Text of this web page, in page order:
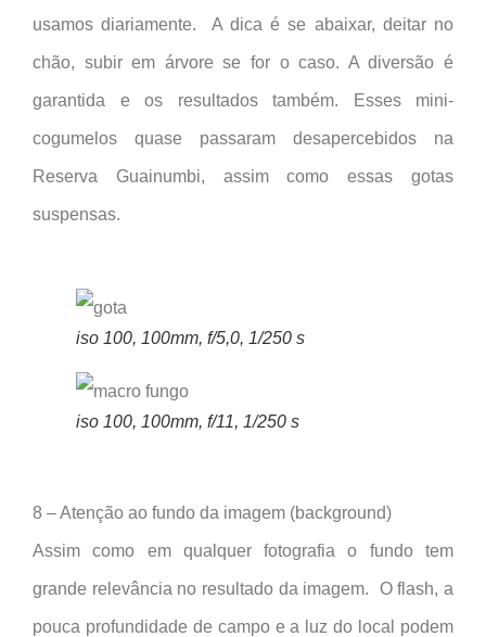
usamos diariamente. A dica é se abaixar, deitar no
chão, subir em árvore se for o caso. A diversão é
garantida e os resultados também. Esses mini-
cogumelos quase passaram desapercebidos na
Reserva Guainumbi, assim como essas gotas
suspensas.
iso 100, 100mm, f/5,0, 1/250 s
iso 100, 100mm, f/11, 1/250 s
8 – Atenção ao fundo da imagem (background)
Assim como em qualquer fotografia o fundo tem
grande relevância no resultado da imagem. O flash, a
pouca profundidade de campo e a luz do local podem